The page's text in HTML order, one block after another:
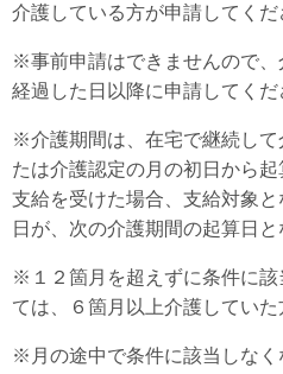
介護している方が申請してくだ
※事前申請はできませんので
経過した日以降に申請してくだ
※介護期間は、在宅で継続して
たは介護認定の月の初日から
支給を受けた場合、支給対象
日が、次の介護期間の起算日と
※１２箇月を超えずに条件に
ては、６箇月以上介護していた
※月の途中で条件に該当しな